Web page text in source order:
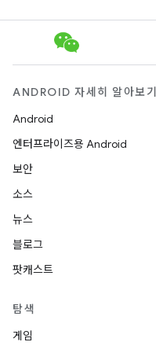
ANDROID 자세히 알아보기
Android
엔터프라이즈용 Android
보안
소스
뉴스
블로그
팟캐스트
탐색
게임